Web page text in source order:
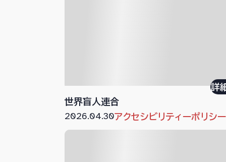
世界盲人連合
詳
2026.04.30アクセシビリティーポリシー